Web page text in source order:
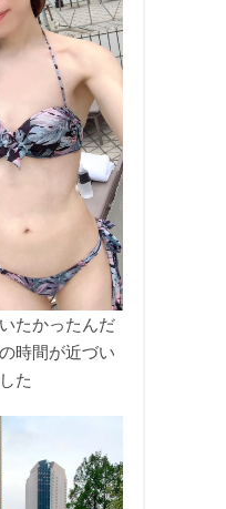
たかったんだ
時間が近づい
た